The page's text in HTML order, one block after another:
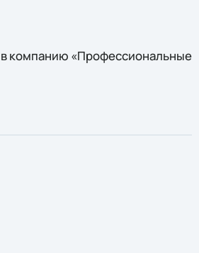
в компанию «Профессиональные